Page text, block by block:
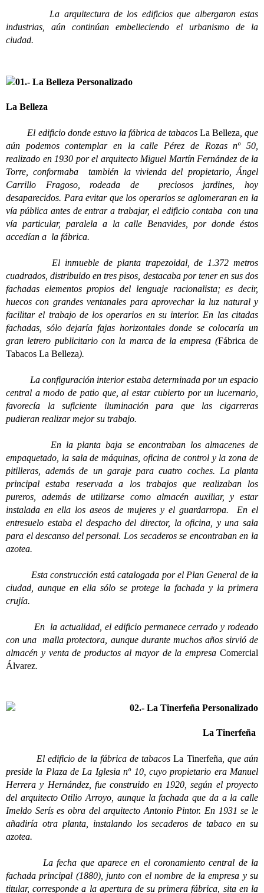
La arquitectura de los edificios que albergaron estas
industrias, aún continúan embelleciendo el urbanismo de la
ciudad.
La Belleza
El edificio donde estuvo la fábrica de tabacos La Belleza , que
aún podemos contemplar en la calle Pérez de Rozas nº 50,
realizado en 1930 por el arquitecto Miguel Martín Fernández de la
Torre, conformaba también la vivienda del propietario, Ángel
Carrillo Fragoso, rodeada de preciosos jardines, hoy
desaparecidos. Para evitar que los operarios se aglomeraran en la
vía pública antes de entrar a trabajar, el edificio contaba con una
vía particular, paralela a la calle Benavides, por donde éstos
accedían a la fábrica.
El inmueble de planta trapezoidal, de 1.372 metros
cuadrados, distribuido en tres pisos, destacaba por tener en sus dos
fachadas elementos propios del lenguaje racionalista; es decir,
huecos con grandes ventanales para aprovechar la luz natural y
facilitar el trabajo de los operarios en su interior. En las citadas
fachadas, sólo dejaría fajas horizontales donde se colocaría un
gran letrero publicitario con la marca de la empresa (Fábrica de
Tabacos La Belleza).
La configuración interior estaba determinada por un espacio
central a modo de patio que, al estar cubierto por un lucernario,
favorecía la suficiente iluminación para que las cigarreras
pudieran realizar mejor su trabajo.
En la planta baja se encontraban los almacenes de
empaquetado, la sala de máquinas, oficina de control y la zona de
pitilleras, además de un garaje para cuatro coches. La planta
principal estaba reservada a los trabajos que realizaban los
pureros, además de utilizarse como almacén auxiliar, y estar
instalada en ella los aseos de mujeres y el guardarropa.
En el
entresuelo estaba el despacho del director, la oficina, y una sala
para el descanso del personal. Los secaderos se encontraban en la
azotea.
Esta construcción está catalogada por el Plan General de la
ciudad, aunque en ella sólo se protege la fachada y la primera
crujía.
En la actualidad, el edificio permanece cerrado y rodeado
con una malla protectora, aunque durante muchos años sirvió de
almacén y venta de productos al mayor de la empresa Comercial
Álvarez.
La Tinerfeña
El edificio de la fábrica de tabacosLa Tinerfeña , que aún
preside la Plaza de La Iglesia nº 10, cuyo propietario era Manuel
Herrera y Hernández, fue construido en 1920, según el proyecto
del arquitecto Otilio Arroyo, aunque la fachada que da a la calle
Imeldo Serís es obra del arquitecto Antonio Pintor. En 1931 se le
añadiría otra planta, instalando los secaderos de tabaco en su
azotea.
La fecha que aparece en el coronamiento central de la
fachada principal (1880), junto con el nombre de la empresa y su
titular, corresponde a la apertura de su primera fábrica, sita en la